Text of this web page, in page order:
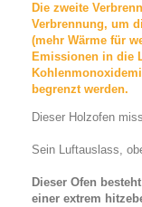
Die zweite
Verbrennung, um
(mehr Wärme für
Emissionen in die
begrenzt werden.
Dieser Holzofen
Sein Luftauslass,
Dieser Ofen
einer extrem